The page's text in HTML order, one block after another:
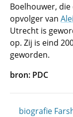
Boelhouwer, die
opvolger van
Utrecht is
op. Zij is eind
geworden.
bron: PDC
biografie